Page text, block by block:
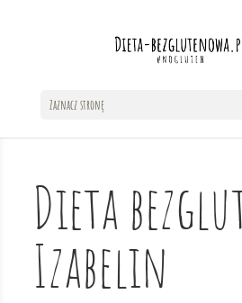
Zaznacz stronę
Dieta
Izabelin